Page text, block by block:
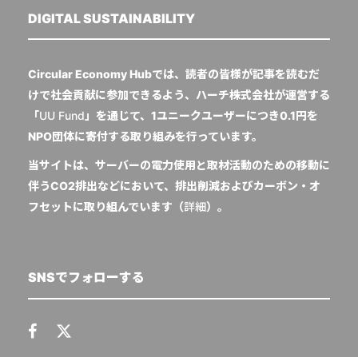
DIGITAL SUSTAINABILITY
Circular Economy Hubでは、読者の皆様が記事を読むだ
けで社会貢献に参加できるよう、ハーチ株式会社が運営する
「UU Fund 」を通じて、1ユニークユーザーにつき0.1円を
NPO団体に寄付する取り組みを行っています。
当サイトは、サーバーの電力使用と取材活動のための移動に
伴うCO2排出などにおいて、排出削減およびカーボン・オ
フセットに取り組んでいます（詳細）。
SNSでフォローする